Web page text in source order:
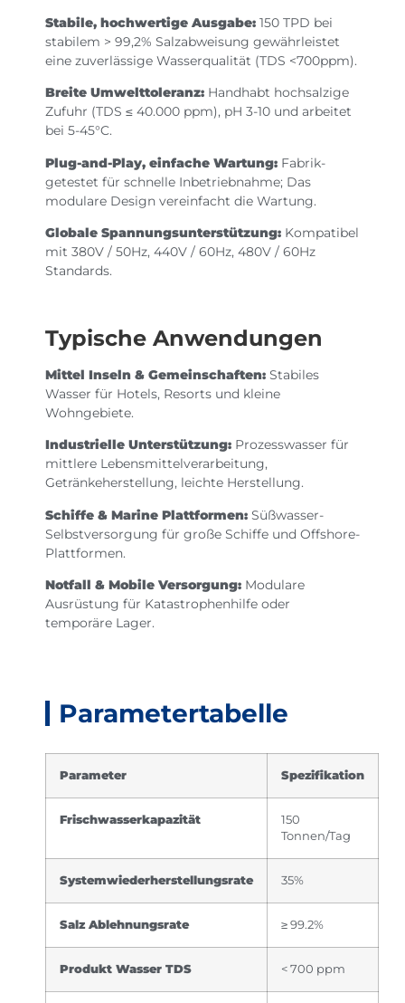
Stabile, hochwertige Ausgabe: 150 TPD bei
stabilem > 99,2% Salzabweisung gewährleistet
eine zuverlässige Wasserqualität (TDS <700ppm).
Breite Umwelttoleranz: Handhabt hochsalzige
Zufuhr (TDS ≤ 40.000 ppm), pH 3-10 und arbeitet
bei 5-45°C.
Plug-and-Play, einfache Wartung: Fabrik-
getestet für schnelle Inbetriebnahme; Das
modulare Design vereinfacht die Wartung.
Globale Spannungsunterstützung: Kompatibel
mit 380V / 50Hz, 440V / 60Hz, 480V / 60Hz
Standards.
Typische Anwendungen
Mittel Inseln & Gemeinschaften: Stabiles
Wasser für Hotels, Resorts und kleine
Wohngebiete.
Industrielle Unterstützung: Prozesswasser für
mittlere Lebensmittelverarbeitung,
Getränkeherstellung, leichte Herstellung.
Schiffe & Marine Plattformen: Süßwasser-
Selbstversorgung für große Schiffe und Offshore-
Plattformen.
Notfall & Mobile Versorgung: Modulare
Ausrüstung für Katastrophenhilfe oder
temporäre Lager.
Parametertabelle
Parameter Spezifikation
Frischwasserkapazität
150
Tonnen/Tag
Systemwiederherstellungsrate 35%
Salz Ablehnungsrate ≥ 99.2%
Produkt Wasser TDS < 700 ppm